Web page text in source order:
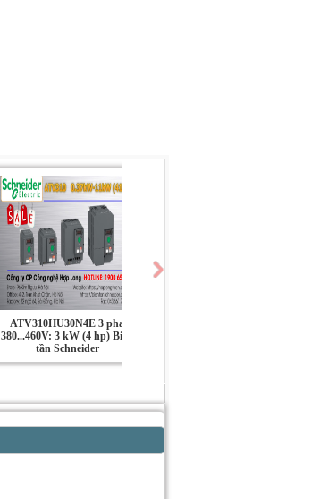
ATV310HU30N4E 3 pha
380...460V: 3 kW (4 hp) Biến
tần Schneider